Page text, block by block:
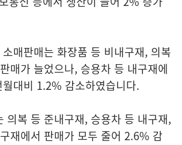
매판매는 화장품 등 비내구재, 의복
매가 늘었으나, 승용차 등 내구재에
대비 1.2% 감소하였습니다.
의복 등 준내구재, 승용차 등 내구재,
재에서 판매가 모두 줄어 2.6% 감